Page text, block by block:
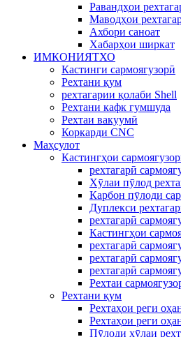
Равандҳои
Маводҳои
Ахбори саноат
Хабарҳои ширкат
ИМКОНИЯТХО
Кастинги сармоягузорӣ
Рехтани қум
рехтагарии қолаби Shell
Рехтани кафк гумшуда
Рехтаи вакуумӣ
Коркарди CNC
Маҳсулот
Кастингҳои
рехтагарӣ
Хӯлаи пӯлод
Карбон пӯлоди
Дуплекси
рехтагарӣ
Кастингҳои
рехтагарӣ
рехтагарӣ
рехтагарӣ
Рехтаи
Рехтани қум
Рехтаҳои реги
Рехтаҳои реги
Пӯлоди хӯлаи